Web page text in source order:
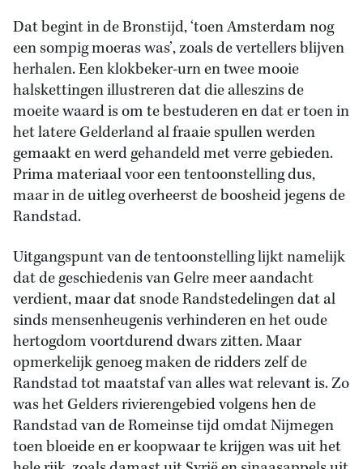
Dat begint in de Bronstijd, ‘toen Amsterdam nog
een sompig moeras was’, zoals de vertellers blijven
herhalen. Een klokbeker-urn en twee mooie
halskettingen illustreren dat die alleszins de
moeite waard is om te bestuderen en dat er toen in
het latere Gelderland al fraaie spullen werden
gemaakt en werd gehandeld met verre gebieden.
Prima materiaal voor een tentoonstelling dus,
maar in de uitleg overheerst de boosheid jegens de
Randstad.
Uitgangspunt van de tentoonstelling lijkt namelijk
dat de geschiedenis van Gelre meer aandacht
verdient, maar dat snode Randstedelingen dat al
sinds mensenheugenis verhinderen en het oude
hertogdom voortdurend dwars zitten. Maar
opmerkelijk genoeg maken de ridders zelf de
Randstad tot maatstaf van alles wat relevant is. Zo
was het Gelders rivierengebied volgens hen de
Randstad van de Romeinse tijd omdat Nijmegen
toen bloeide en er koopwaar te krijgen was uit het